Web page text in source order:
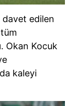
davet edilen
Okan Kocuk
kaleyi